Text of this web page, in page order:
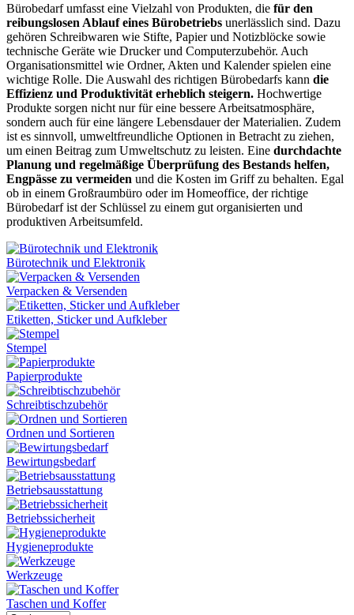
Bürobedarf umfasst eine Vielzahl von Produkten, die für den
reibungslosen Ablauf eines Bürobetriebs unerlässlich sind. Dazu
gehören Schreibwaren wie Stifte, Papier und Notizblöcke sowie
technische Geräte wie Drucker und Computerzubehör. Auch
Organisationsmittel wie Ordner, Akten und Kalender spielen eine
wichtige Rolle. Die Auswahl des richtigen Bürobedarfs kann die
Effizienz und Produktivität erheblich steigern. Hochwertige
Produkte sorgen nicht nur für eine bessere Arbeitsatmosphäre,
sondern auch für eine längere Lebensdauer der Materialien. Zudem
ist es sinnvoll, umweltfreundliche Optionen in Betracht zu ziehen,
um einen Beitrag zum Umweltschutz zu leisten. Eine durchdachte
Planung und regelmäßige Überprüfung des Bestands helfen,
Engpässe zu vermeiden und die Kosten im Griff zu behalten. Egal
ob in einem Großraumbüro oder im Homeoffice, der richtige
Bürobedarf ist der Schlüssel zu einem gut organisierten und
produktiven Arbeitsumfeld.
Bürotechnik und Elektronik
Verpacken & Versenden
Etiketten, Sticker und Aufkleber
Stempel
Papierprodukte
Schreibtischzubehör
Ordnen und Sortieren
Bewirtungsbedarf
Betriebsausstattung
Betriebssicherheit
Hygieneprodukte
Werkzeuge
Taschen und Koffer